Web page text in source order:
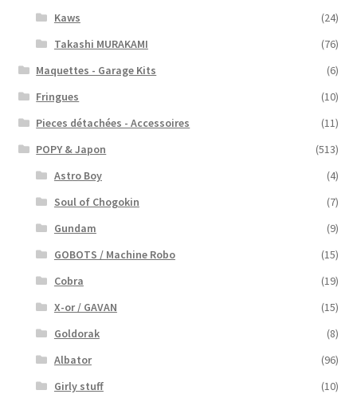
Kaws
(24)
Takashi MURAKAMI
(76)
Maquettes - Garage Kits
(6)
Fringues
(10)
Pieces détachées - Accessoires
(11)
POPY & Japon
(513)
Astro Boy
(4)
Soul of Chogokin
(7)
Gundam
(9)
GOBOTS / Machine Robo
(15)
Cobra
(19)
X-or / GAVAN
(15)
Goldorak
(8)
Albator
(96)
Girly stuff
(10)